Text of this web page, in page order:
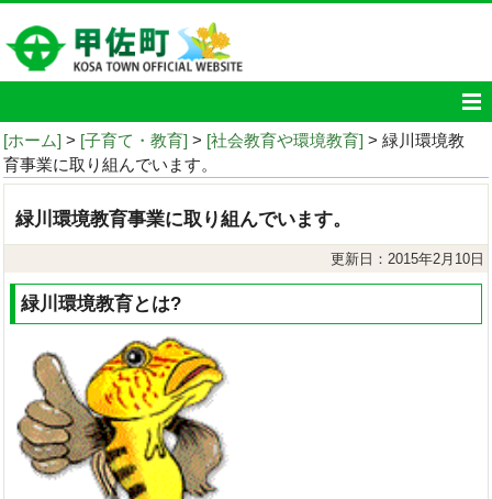
[ホーム] > [子育て・教育] > [社会教育や環境教育] > 緑川環境教
育事業に取り組んでいます。
緑川環境教育事業に取り組んでいます。
更新日：2015年2月10日
緑川環境教育とは?